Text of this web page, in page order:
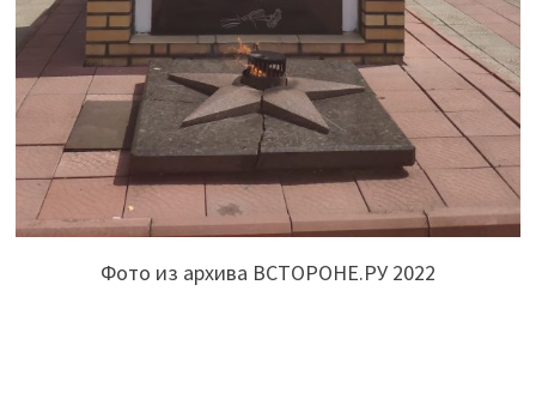
Фото из архива ВСТОРОНЕ.РУ 2022